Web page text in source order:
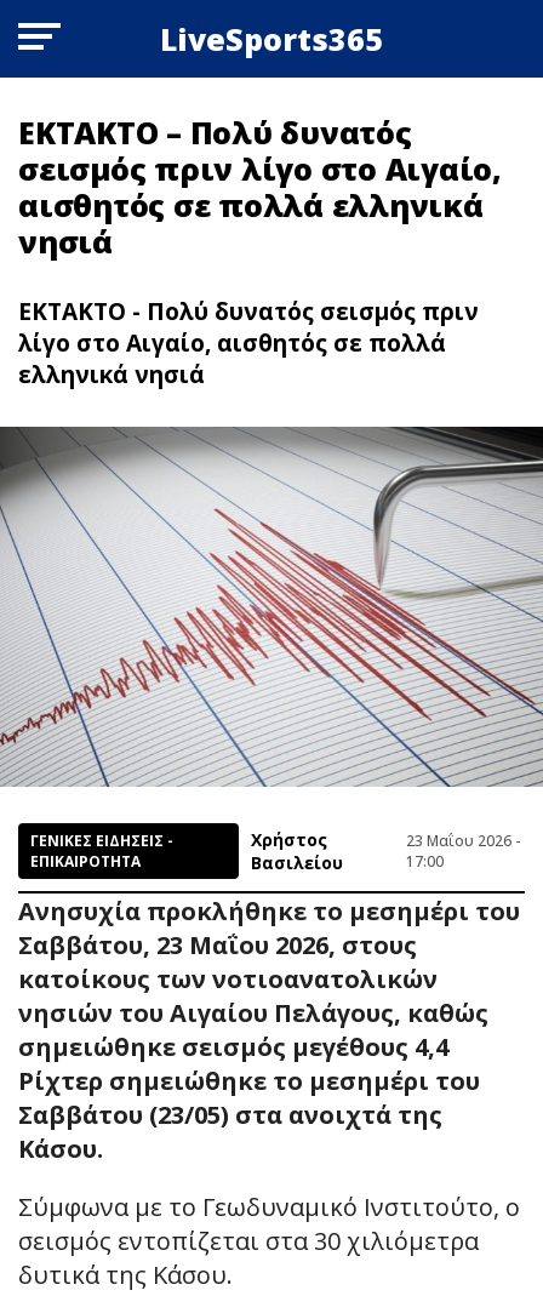
LiveSports365
ΕΚΤΑΚΤΟ – Πολύ δυνατός
σεισμός πριν λίγο στο Αιγαίο,
αισθητός σε πολλά ελληνικά
νησιά
ΕΚΤΑΚΤΟ - Πολύ δυνατός σεισμός πριν
λίγο στο Αιγαίο, αισθητός σε πολλά
ελληνικά νησιά
ΓΕΝΙΚΕΣ ΕΙΔΗΣΕΙΣ -
ΕΠΙΚΑΙΡΟΤΗΤΑ
Χρήστος
Βασιλείου
23 Μαΐου 2026 -
17:00
Ανησυχία προκλήθηκε το μεσημέρι του
Σαββάτου, 23 Μαΐου 2026, στους
κατοίκους των νοτιοανατολικών
νησιών του Αιγαίου Πελάγους, καθώς
σημειώθηκε σεισμός μεγέθους 4,4
Ρίχτερ σημειώθηκε το μεσημέρι του
Σαββάτου (23/05) στα ανοιχτά της
Κάσου.
Σύμφωνα με το Γεωδυναμικό Ινστιτούτο, ο
σεισμός εντοπίζεται στα 30 χιλιόμετρα
δυτικά της Κάσου.